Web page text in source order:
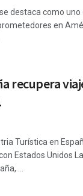
destaca como uno
en
recupera
Turística en
Estados Unidos La
...